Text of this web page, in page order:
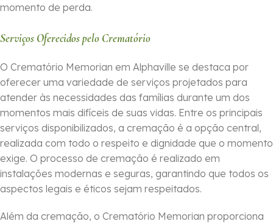
momento de perda.
Serviços Oferecidos pelo Crematório
O Crematório Memorian em Alphaville se destaca por
oferecer uma variedade de serviços projetados para
atender às necessidades das famílias durante um dos
momentos mais difíceis de suas vidas. Entre os principais
serviços disponibilizados, a cremação é a opção central,
realizada com todo o respeito e dignidade que o momento
exige. O processo de cremação é realizado em
instalações modernas e seguras, garantindo que todos os
aspectos legais e éticos sejam respeitados.
Além da cremação, o Crematório Memorian proporciona